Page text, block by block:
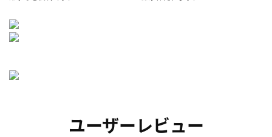
ユーザーレビュー